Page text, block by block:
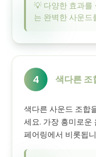
💡 다양한 효과를
는 완벽한 사운드
4 색다른 조
색다른 사운드 조합
세요. 가장 흥미로운
페어링에서 비롯됩